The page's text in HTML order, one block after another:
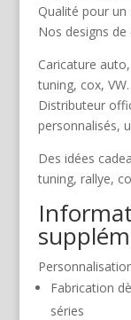
Qualité pour un
Nos designs
Caricature
tuning, cox,
Distributeur
personnalisés,
Des idées
tuning, rallye,
Fabrication
séries